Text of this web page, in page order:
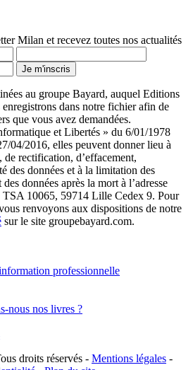
Milan et recevez toutes nos actualités
Je m'inscris
au groupe Bayard, auquel Editions
dans notre fichier afin de
que vous avez demandées.
et Libertés » du 6/01/1978
04/2016, elles peuvent donner lieu à
de rectification, d’effacement,
des données et à la limitation des
données après la mort à l’adresse
10065, 59714 Lille Cedex 9. Pour
renvoyons aux dispositions de notre
sur le site groupebayard.com.
professionnelle
nous nos livres ?
droits réservés - Mentions légales -